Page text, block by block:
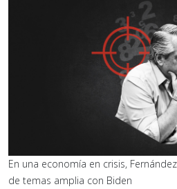
En una economía en crisis,
de temas amplia con Biden